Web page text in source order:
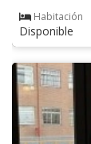
Habitación
Disponible